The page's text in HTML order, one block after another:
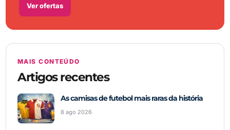
Ver ofertas
MAIS CONTEÚDO
Artigos recentes
As camisas de futebol mais raras da história
8 ago 2026